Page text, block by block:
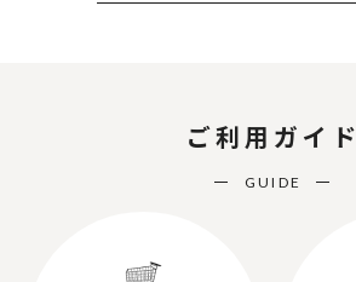
ご利用ガイド
GUIDE